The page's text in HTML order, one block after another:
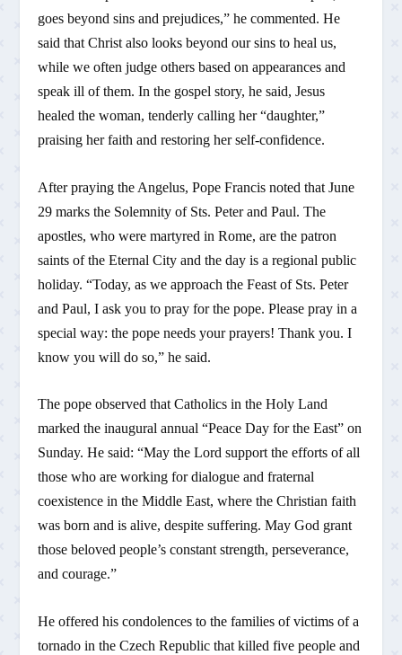
goes beyond sins and prejudices,” he commented. He
said that Christ also looks beyond our sins to heal us,
while we often judge others based on appearances and
speak ill of them. In the gospel story, he said, Jesus
healed the woman, tenderly calling her “daughter,”
praising her faith and restoring her self-confidence.
After praying the Angelus, Pope Francis noted that June
29 marks the Solemnity of Sts. Peter and Paul. The
apostles, who were martyred in Rome, are the patron
saints of the Eternal City and the day is a regional public
holiday. “Today, as we approach the Feast of Sts. Peter
and Paul, I ask you to pray for the pope. Please pray in a
special way: the pope needs your prayers! Thank you. I
know you will do so,” he said.
The pope observed that Catholics in the Holy Land
marked the inaugural annual “Peace Day for the East” on
Sunday. He said: “May the Lord support the efforts of all
those who are working for dialogue and fraternal
coexistence in the Middle East, where the Christian faith
was born and is alive, despite suffering. May God grant
those beloved people’s constant strength, perseverance,
and courage.”
He offered his condolences to the families of victims of a
tornado in the Czech Republic that killed five people and